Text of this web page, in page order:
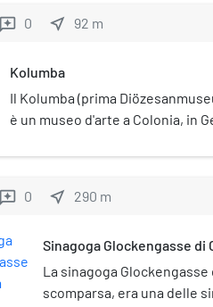
reviews 0 near_me 92 m
Kolumba
Il Kolumba (prima
è un museo d'arte a Colonia, in
di Colonia. È uno dei musei più
reviews 0 near_me 290 m
Sinagoga Glockengasse di
La sinagoga Glockengasse
scomparsa, era una delle